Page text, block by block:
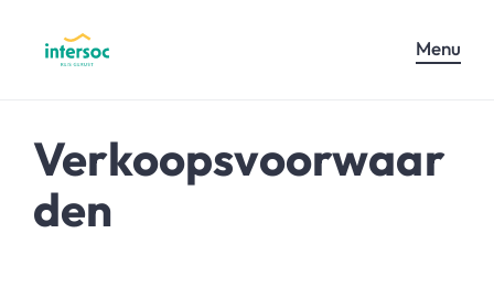
Menu
Verkoopsvoorwaar
den